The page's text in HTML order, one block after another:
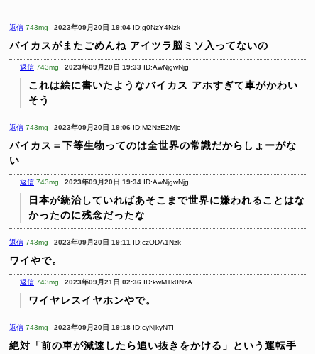
返信 743mg 2023年09月20日 19:04 ID:g0NzY4Nzk
バイカスがまたごめんね アイツラ脳ミソ入ってないの
返信 743mg 2023年09月20日 19:33 ID:AwNjgwNjg
これは絵に書いたようなバイカス アホすぎて車がかわい
そう
返信 743mg 2023年09月20日 19:06 ID:M2NzE2Mjc
バイカス＝下等生物ってのは全世界の常識だからしょーがな
い
返信 743mg 2023年09月20日 19:34 ID:AwNjgwNjg
日本が統治していればあそこまで世界に嫌われることはな
かったのに残念だったな
返信 743mg 2023年09月20日 19:11 ID:czODA1Nzk
ワイやで。
返信 743mg 2023年09月21日 02:36 ID:kwMTk0NzA
ワイヤレスイヤホンやで。
返信 743mg 2023年09月20日 19:18 ID:cyNjkyNTI
絶対「前の車が減速したら追い抜きをかける」という運転手